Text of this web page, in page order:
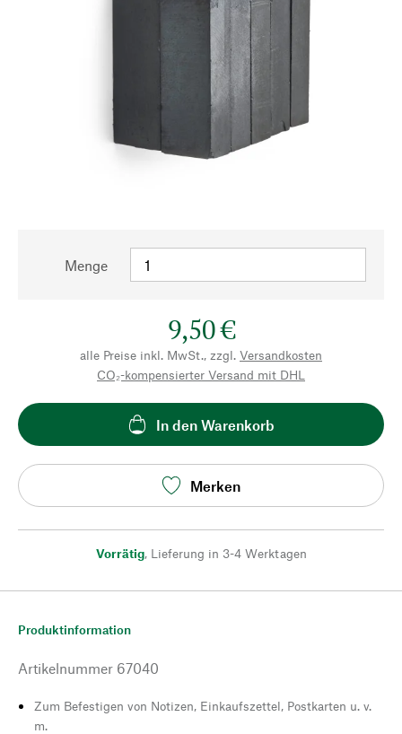
Menge
9,50 €
alle Preise inkl. MwSt., zzgl. Versandkosten
CO₂-kompensierter Versand mit DHL
In den Warenkorb
Merken
Vorrätig, Lieferung in 3-4 Werktagen
Produktinformation
Artikelnummer 67040
Zum Befestigen von Notizen, Einkaufszettel, Postkarten u. v.
m.